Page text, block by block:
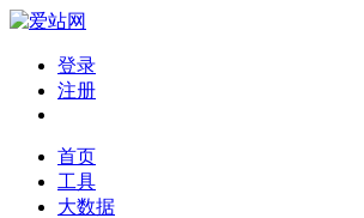
登录
注册
首页
工具
大数据